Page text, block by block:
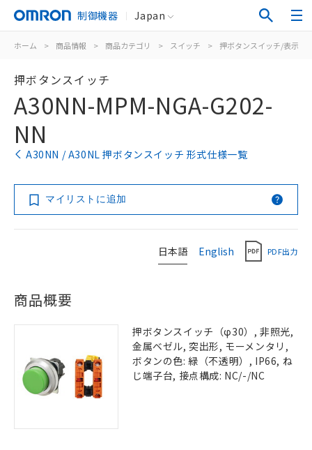
制御機器 Japan
ホーム > 商品情報 > 商品カテゴリ > スイッチ > 押ボタンスイッチ/表示灯
押ボタンスイッチ
A30NN-MPM-NGA-G202-
NN
A30NN / A30NL 押ボタンスイッチ 形式仕様一覧
マイリストに追加
日本語 English PDF出力
商品概要
押ボタンスイッチ（φ30）, 非照光,
金属ベゼル, 突出形, モーメンタリ,
ボタンの色: 緑（不透明）, IP66, ね
じ端子台, 接点構成: NC/-/NC